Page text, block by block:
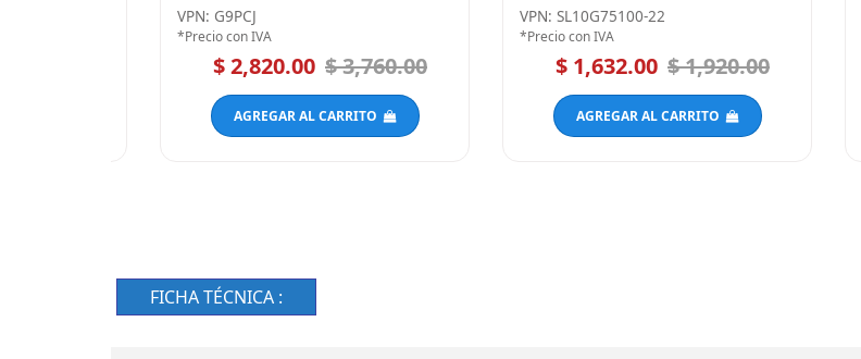
VPN: G9PCJ
*Precio con IVA
$ 2,820.00 $ 3,760.00
AGREGAR AL CARRITO
VPN: SL10G75100-22
*Precio con IVA
$ 1,632.00 $ 1,920.00
AGREGAR AL CARRITO
FICHA TÉCNICA :